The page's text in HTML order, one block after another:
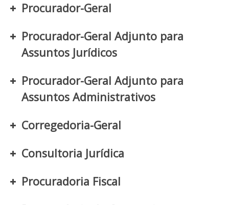
Procurador-Geral
Procurador-Geral Adjunto para
Assuntos Jurídicos
Procurador-Geral Adjunto para
Assuntos Administrativos
Corregedoria-Geral
Consultoria Jurídica
Procuradoria Fiscal